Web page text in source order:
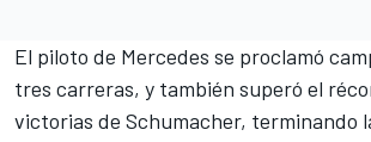
El piloto de Mercedes se proclamó
tres carreras, y también superó el
victorias de Schumacher, terminando